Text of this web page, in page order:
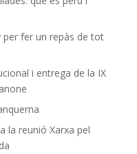
per fer un repàs de tot
i entrega de la IX
la reunió Xarxa pel